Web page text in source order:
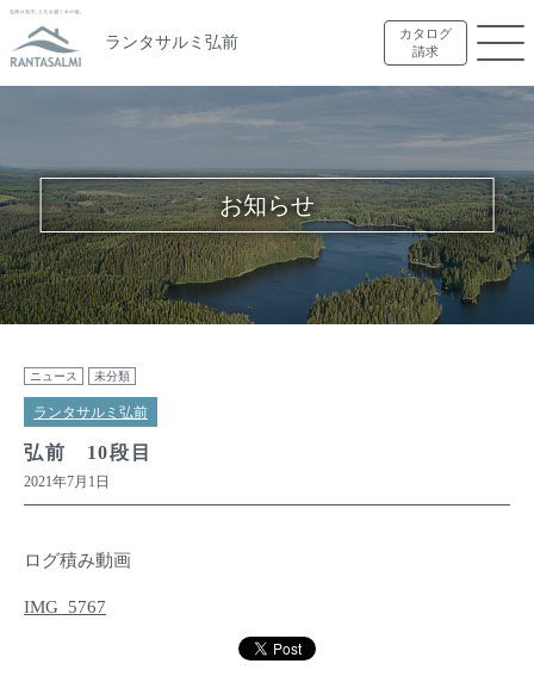
ランタサルミ弘前
カタログ
請求
お知らせ
ニュース 未分類
ランタサルミ弘前
弘前 10段目
2021年7月1日
ログ積み動画
IMG_5767